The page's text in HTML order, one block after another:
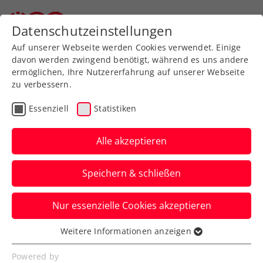
Zurück zur Newsübersicht
Turniere
Upper Austria Ladies
Linz: Potapova zerstört
Finaltraum von Friedsam
Auch Marketa Vondrousova steht beim
WTA-Turnier in Oberösterreichs
Landeshauptstadt im Halbfinale.
Verfasst von: Presseaussendung / Redaktion, 10.02.2023
Datenschutzeinstellungen
Auf unserer Webseite werden Cookies verwendet. Einige
davon werden zwingend benötigt, während es uns andere
ermöglichen, Ihre Nutzererfahrung auf unserer Webseite
zu verbessern.
Essenziell Statistiken
Alle akzeptieren
Speichern & schließen
Nur essenzielle Cookies akzeptieren
Essenziell
Essenzielle Cookies werden für grundlegende
Weitere Informationen anzeigen
Powered by